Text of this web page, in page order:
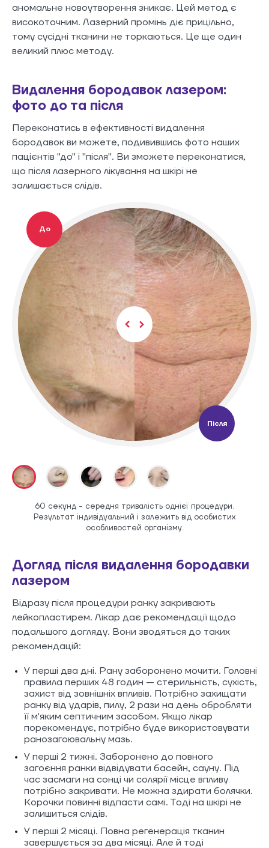
аномальне новоутворення зникає. Цей метод є
високоточним. Лазерний промінь діє прицільно,
тому сусідні тканини не торкаються. Це ще один
великий плюс методу.
Видалення бородавок лазером:
фото до та після
Переконатись в ефективності видалення
бородавок ви можете, подивившись фото наших
пацієнтів "до" і "після". Ви зможете переконатися,
що після лазерного лікування на шкірі не
залишається слідів.
До
Після
60 секунд - середня тривалість однієї процедури.
Результат індивідуальний і залежить від особистих
особливостей організму.
Догляд після видалення бородавки
лазером
Відразу після процедури ранку закривають
лейкопластирем. Лікар дає рекомендації щодо
подальшого догляду. Вони зводяться до таких
рекомендацій:
У перші два дні. Рану заборонено мочити. Головні
правила перших 48 годин — стерильність, сухість,
захист від зовнішніх впливів. Потрібно захищати
ранку від ударів, пилу, 2 рази на день обробляти
її м'яким септичним засобом. Якщо лікар
порекомендує, потрібно буде використовувати
ранозагоювальну мазь.
У перші 2 тижні. Заборонено до повного
загоєння ранки відвідувати басейн, сауну. Під
час засмаги на сонці чи солярії місце впливу
потрібно закривати. Не можна здирати болячки.
Корочки повинні відпасти самі. Тоді на шкірі не
залишиться слідів.
У перші 2 місяці. Повна регенерація тканин
завершується за два місяці. Але й тоді